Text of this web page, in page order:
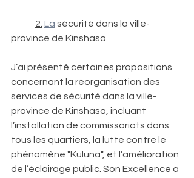
2. La sécurité dans la ville-
province de Kinshasa
J’ai présenté certaines propositions
concernant la réorganisation des
services de sécurité dans la ville-
province de Kinshasa, incluant
l’installation de commissariats dans
tous les quartiers, la lutte contre le
phénomène "Kuluna", et l’amélioration
de l’éclairage public. Son Excellence a